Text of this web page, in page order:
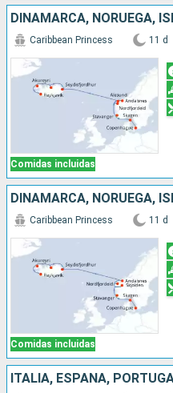
DINAMARCA, NORUEGA,
Comidas incluidas
Caribbean Princess 11 d
DINAMARCA, NORUEGA,
Comidas incluidas
Caribbean Princess 11 d